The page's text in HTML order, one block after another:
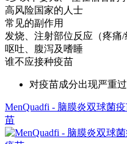
高风险国家的人士
常见的副作用
发烧、注射部位反应（疼痛/
呕吐、腹泻及嗜睡
谁不应接种疫苗
对疫苗成分出现严重
MenQuadfi - 脑膜炎双球菌
苗